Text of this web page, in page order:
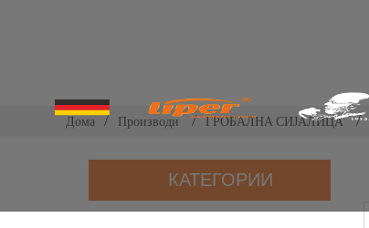
Дома Производи ГРОБАЛНА СИЈАЛИЦА
КАТЕГОРИИ